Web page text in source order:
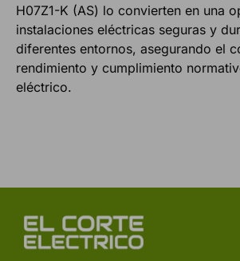
H07Z1-K (AS) lo convierten en una
instalaciones eléctricas seguras y
diferentes entornos, asegurando el
rendimiento y cumplimiento
eléctrico.